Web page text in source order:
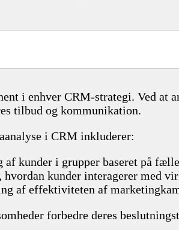
i enhver CRM-strategi. Ved
tilbud og kommunikation.
i CRM inkluderer:
af kunder i grupper baseret på
hvordan kunder interagerer med
af effektiviteten af
forbedre deres